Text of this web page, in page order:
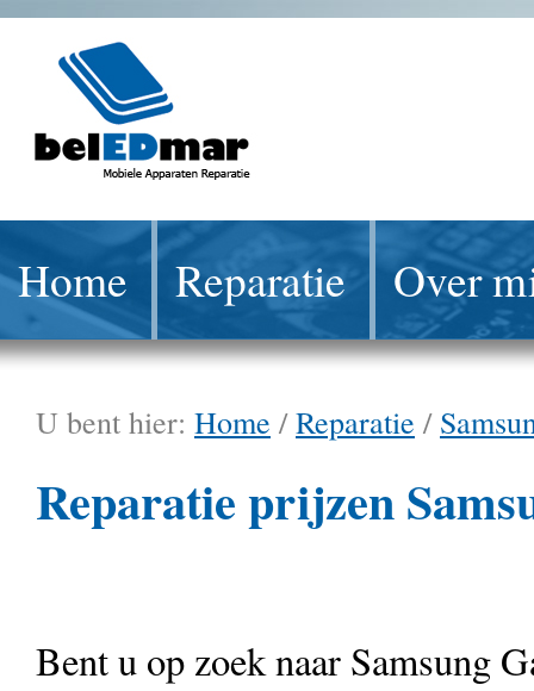
Home Reparatie Over
U bent hier: Home /Reparatie /
Reparatie prijzen
Bent u op zoek naar Samsung